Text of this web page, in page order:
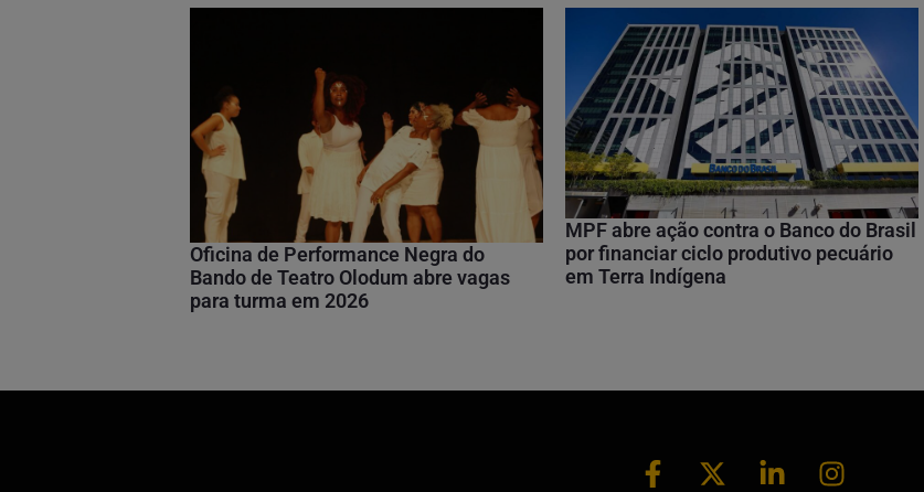
Oficina de Performance Negra do
Bando de Teatro Olodum abre vagas
para turma em 2026
MPF abre ação contra o Banco do Brasil
por financiar ciclo produtivo pecuário
em Terra Indígena